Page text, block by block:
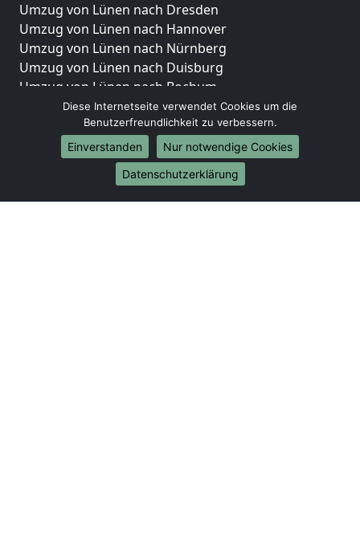
Umzug von Lünen nach Dresden
Umzug von Lünen nach Hannover
Umzug von Lünen nach Nürnberg
Umzug von Lünen nach Duisburg
Umzug von Lünen nach Bochum
Umzug von Lünen nach Wuppertal
Umzug von Lünen nach Bielefeld
Umzug von Lünen nach Bonn
Umzug von Lünen nach Münster
Diese Internetseite verwendet Cookies um die
Benutzerfreundlichkeit zu verbessern.
Einverstanden
Nur notwendige Cookies
Datenschutzerklärung